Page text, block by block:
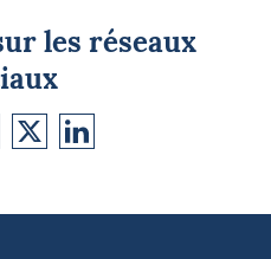
les réseaux